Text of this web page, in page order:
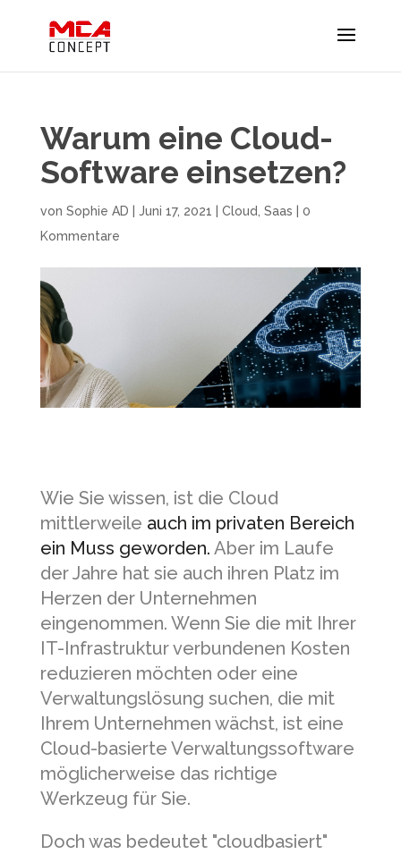
Warum eine Cloud-
Software einsetzen?
von Sophie AD Juni 17, 2021 Cloud Saas
0
Kommentare
Wie Sie wissen, ist die Cloud
mittlerweile auch im privaten Bereich
ein Muss geworden. Aber im Laufe
der Jahre hat sie auch ihren Platz im
Herzen der Unternehmen
eingenommen. Wenn Sie die mit Ihrer
IT-Infrastruktur verbundenen Kosten
reduzieren möchten oder eine
Verwaltungslösung suchen, die mit
Ihrem Unternehmen wächst, ist eine
Cloud-basierte Verwaltungssoftware
möglicherweise das richtige
Werkzeug für Sie.
Doch was bedeutet "cloudbasiert"